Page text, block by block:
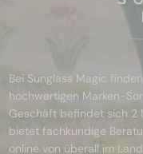
Bei Sunglass Magic
hochwertigen Marken-
Geschäft befindet sich 2
bietet fachkundige
online von überall im